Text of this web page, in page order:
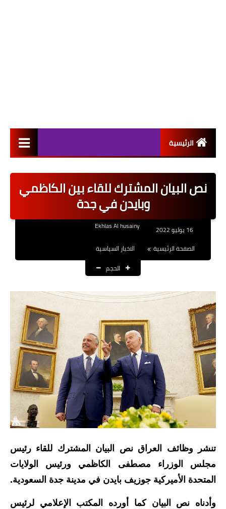
الرئيسية
اخبار القطاع العام
اخبار القطاع الخاص
العقود والاجور اليومية
القروض والسلف
المنح المالية
قطع الاراضي
اخبار العراق
الاخبار السياسية
الاخبار الامنية
الاخبار الاقتصادية
نص البيان المشترك للقاء بين الكاظمي
وبايدن في جدة
16 يوليو 2022
Ekhlas Al husainy
الصفحة الرئيسية
الاخبار السياسية
الحجم
تنشر وظائف العراق نص البيان المشترك للقاء رئيس
مجلس الوزراء مصطفى الكاظمي ورئيس الولايات
المتحدة الأميركية جوزيف بايدن في مدينة جدة السعودية.
وأدناه نص البيان كما أورده المكتب الإعلامي لرئيس